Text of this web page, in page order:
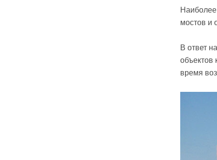
мостов и
В ответ
объектов
время